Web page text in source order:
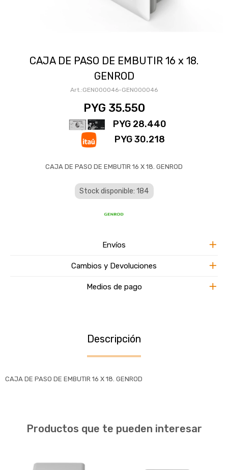
CAJA DE PASO DE EMBUTIR 16 x 18.
GENROD
GEN000046-GEN000046
PYG 35.550
PYG 28.440
PYG 30.218
CAJA DE PASO DE EMBUTIR 16 X 18. GENROD
Stock disponible: 184
Envíos
Cambios y Devoluciones
Medios de pago
Descripción
CAJA DE PASO DE EMBUTIR 16 X 18. GENROD
Productos que te pueden interesar